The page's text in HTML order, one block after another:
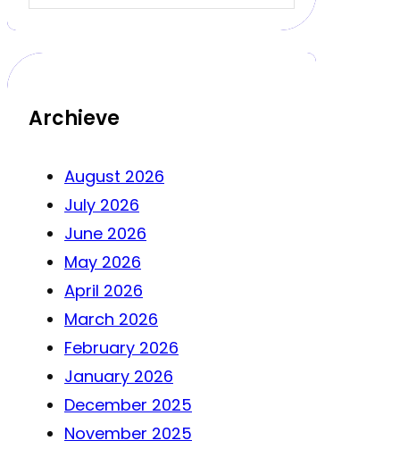
Archieve
August 2026
July 2026
June 2026
May 2026
April 2026
March 2026
February 2026
January 2026
December 2025
November 2025